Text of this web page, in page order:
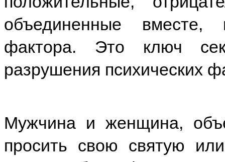
объединенные вместе,
фактора. Это ключ
разрушения психических
Мужчина и женщина,
просить свою святую